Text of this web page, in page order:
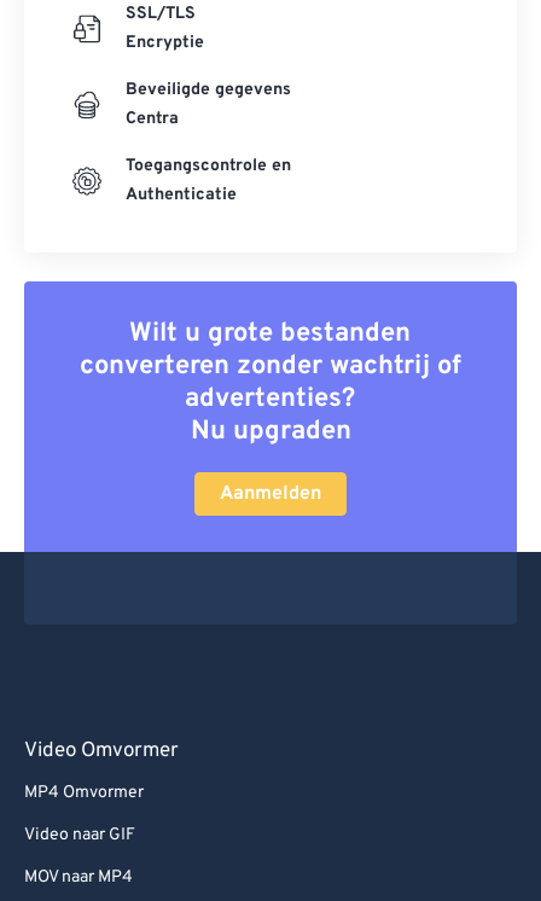
SSL/TLS
Encryptie
Beveiligde gegevens
Centra
Toegangscontrole en
Authenticatie
Wilt u grote bestanden
converteren zonder wachtrij of
advertenties?
Nu upgraden
Aanmelden
Video Omvormer
MP4 Omvormer
Video naar GIF
MOV naar MP4